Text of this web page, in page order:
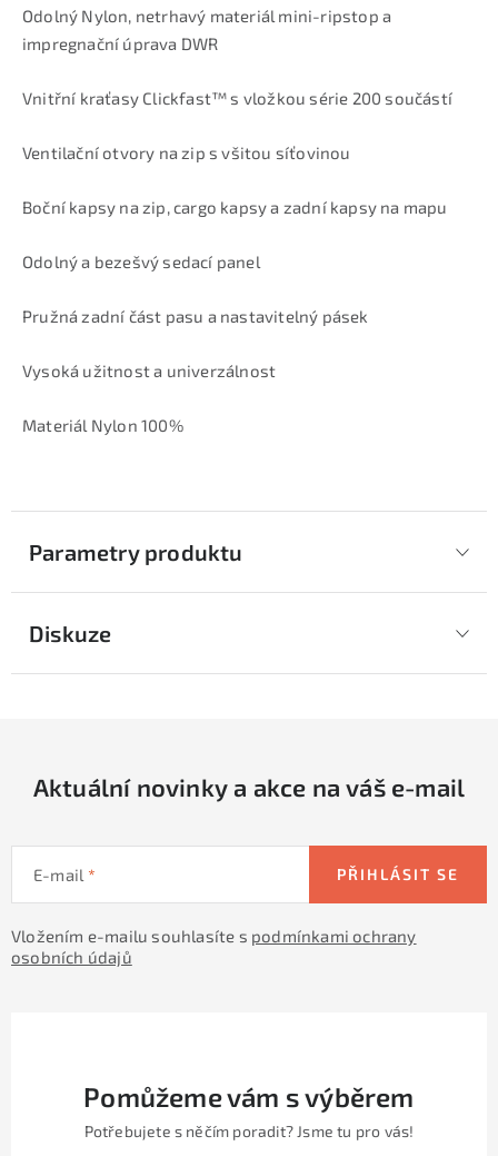
Odolný Nylon, netrhavý materiál mini-ripstop a
impregnační úprava DWR
Vnitřní kraťasy Clickfast™ s vložkou série 200 součástí
Ventilační otvory na zip s všitou síťovinou
Boční kapsy na zip, cargo kapsy a zadní kapsy na mapu
Odolný a bezešvý sedací panel
Pružná zadní část pasu a nastavitelný pásek
Vysoká užitnost a univerzálnost
Materiál Nylon 100%
Parametry produktu
Diskuze
Aktuální novinky a akce na váš e-mail
E-mail
Vložením e-mailu souhlasíte s podmínkami ochrany
osobních údajů
PŘIHLÁSIT SE
Pomůžeme vám s výběrem
Potřebujete s něčím poradit? Jsme tu pro vás!